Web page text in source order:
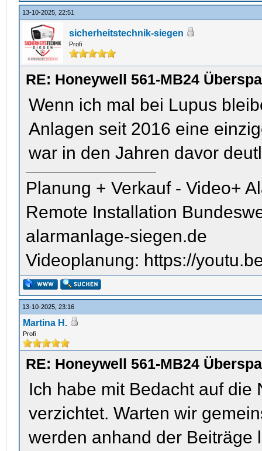
13-10-2025, 22:51
sicherheitstechnik-siegen
Profi
RE: Honeywell 561-MB24
Wenn ich mal bei Lupus
Anlagen seit 2016 eine
war in den Jahren davor
Planung + Verkauf - Video+
Remote Installation
alarmanlage-siegen.de
Videoplanung: https://
13-10-2025, 23:16
Martina H.
Profi
RE: Honeywell 561-MB24
Ich habe mit Bedacht auf
verzichtet. Warten wir
werden anhand der Beiträge